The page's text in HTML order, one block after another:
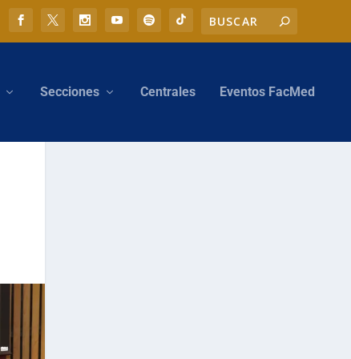
Secciones Centrales Eventos FacMed